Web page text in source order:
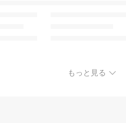
もっと見る